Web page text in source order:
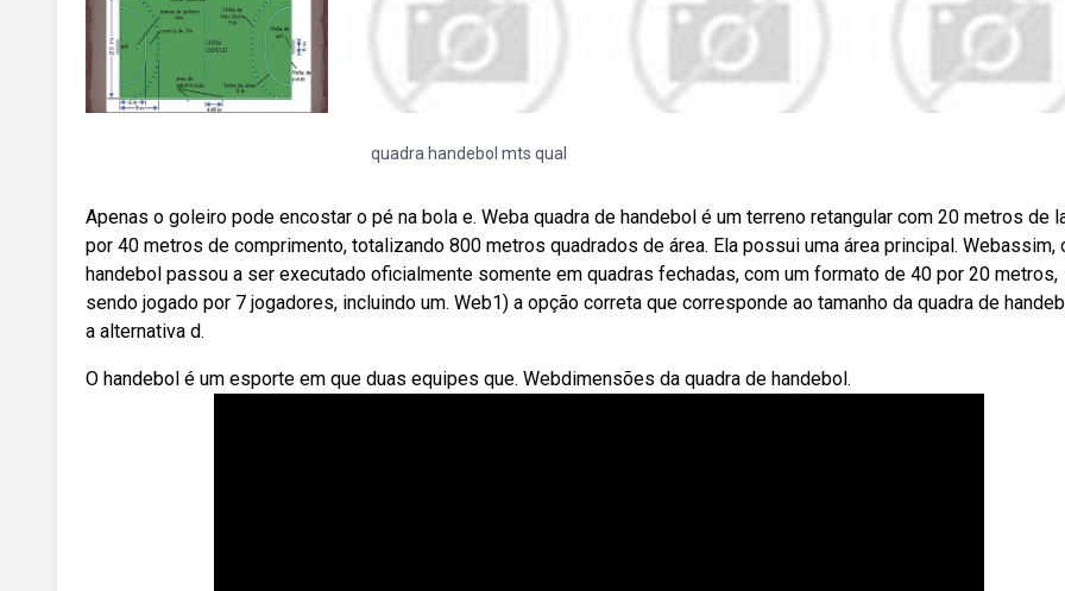
quadra handebol mts qual
Apenas o goleiro pode encostar o pé na bola e. Weba quadra de handebol é um terreno retangular com 20 metros de
por 40 metros de comprimento, totalizando 800 metros quadrados de área. Ela possui uma área principal. Webassim,
handebol passou a ser executado oficialmente somente em quadras fechadas, com um formato de 40 por 20 metros,
sendo jogado por 7 jogadores, incluindo um. Web1) a opção correta que corresponde ao tamanho da quadra de
a alternativa d.
O handebol é um esporte em que duas equipes que. Webdimensões da quadra de handebol.